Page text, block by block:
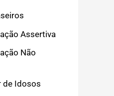
Assertiva
Não
de Idosos